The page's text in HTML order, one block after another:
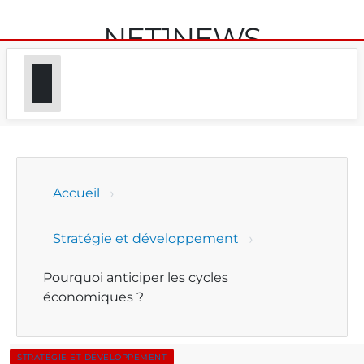
NET1NEWS
Accueil
Stratégie et développement
Pourquoi anticiper les cycles
économiques ?
STRATÉGIE ET DÉVELOPPEMENT